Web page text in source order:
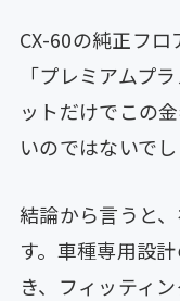
CX-60の純正フ
「プレミアムプ
ットだけでこの
いのではないでし
結論から言うと
す。車種専用設
き、フィッティ